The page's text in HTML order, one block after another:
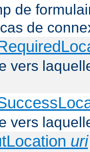
de
de
vers
vers
uri